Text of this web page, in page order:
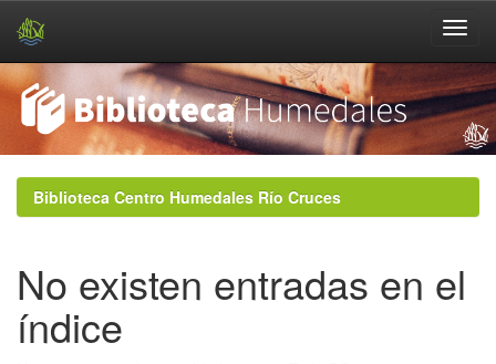
navigationBiblioteca Centro Humedales Río Cruces
No existen entradas en el
índice